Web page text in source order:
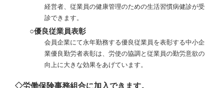
経営者、従業員の健康管理のための生活習慣病健診が受
診できます。
○優良従業員表彰
会員企業にて永年勤務する優良従業員を表彰する中小企
業優良勤労者表彰は、労使の協調と従業員の勤労意欲の
向上に大きな効果をあげています。
◇労働保険事務組合に加入できます。